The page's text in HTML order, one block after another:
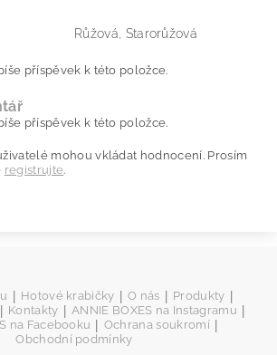
Růžová, Starorůžová
příspěvek k této položce.
příspěvek k této položce.
mohou vkládat hodnocení. Prosím
registrujte.
Hotové krabičky O nás Produkty
Kontakty ANNIE BOXES na Instagramu
na Facebooku Ochrana soukromí
Obchodní podmínky